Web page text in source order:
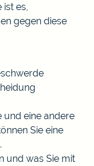
ist es,
gegen diese
und eine andere
Sie eine
und was Sie mit